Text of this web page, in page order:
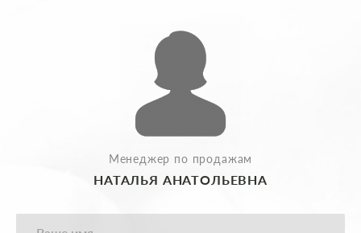
Менеджер по продажам
НАТАЛЬЯ АНАТОЛЬЕВНА